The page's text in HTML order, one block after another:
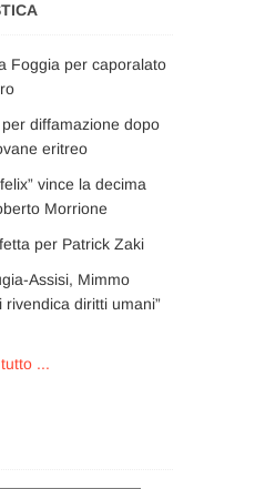
Foggia per caporalato
diffamazione dopo
eritreo
vince la decima
Morrione
per Patrick Zaki
Assisi, Mimmo
rivendica diritti umani”
...